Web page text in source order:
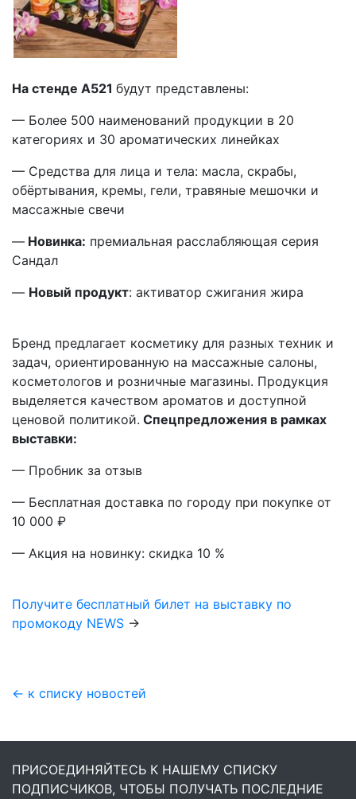
На стенде А521 будут представлены:
— Более 500 наименований продукции в 20
категориях и 30 ароматических линейках
— Средства для лица и тела: масла, скрабы,
обёртывания, кремы, гели, травяные мешочки и
массажные свечи
— Новинка: премиальная расслабляющая серия
Сандал
— Новый продукт: активатор сжигания жира
Бренд предлагает косметику для разных техник и
задач, ориентированную на массажные салоны,
косметологов и розничные магазины. Продукция
выделяется качеством ароматов и доступной
ценовой политикой. Спецпредложения в рамках
выставки:
— Пробник за отзыв
— Бесплатная доставка по городу при покупке от
10 000 ₽
— Акция на новинку: скидка 10 %
Получите бесплатный билет на выставку по
промокоду NEWS →
← к списку новостей
ПРИСОЕДИНЯЙТЕСЬ К НАШЕМУ СПИСКУ
ПОДПИСЧИКОВ, ЧТОБЫ ПОЛУЧАТЬ ПОСЛЕДНИЕ